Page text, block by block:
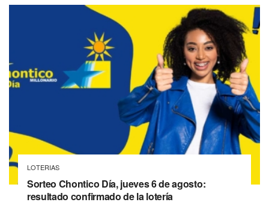
LOTERIAS
Sorteo Chontico Día, jueves 6 de agosto:
resultado confirmado de la lotería